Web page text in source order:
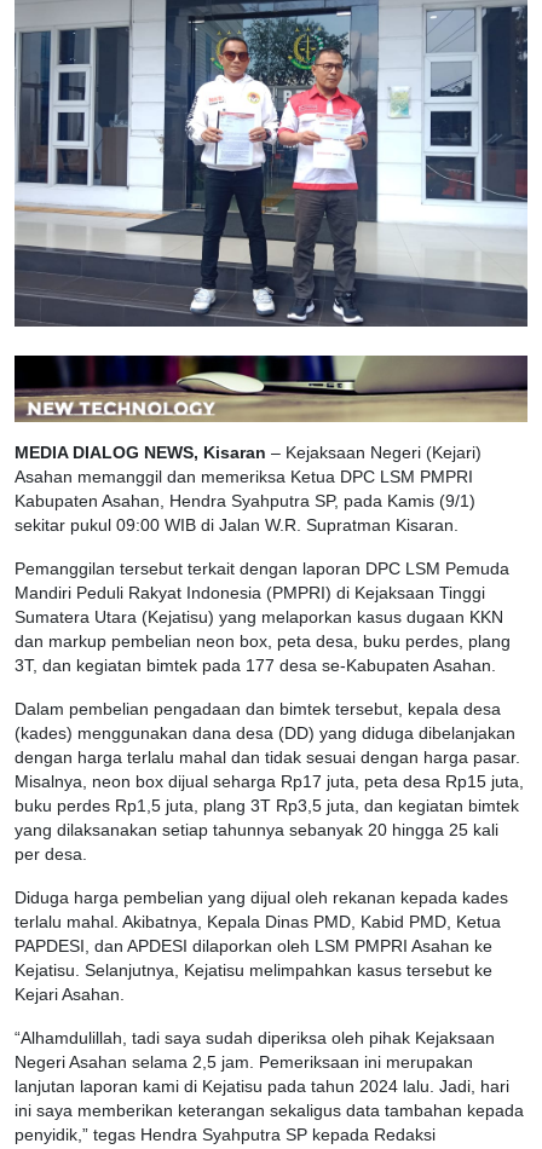
MEDIA DIALOG NEWS, Kisaran – Kejaksaan Negeri (Kejari)
Asahan memanggil dan memeriksa Ketua DPC LSM PMPRI
Kabupaten Asahan, Hendra Syahputra SP, pada Kamis (9/1)
sekitar pukul 09:00 WIB di Jalan W.R. Supratman Kisaran.
Pemanggilan tersebut terkait dengan laporan DPC LSM Pemuda
Mandiri Peduli Rakyat Indonesia (PMPRI) di Kejaksaan Tinggi
Sumatera Utara (Kejatisu) yang melaporkan kasus dugaan KKN
dan markup pembelian neon box, peta desa, buku perdes, plang
3T, dan kegiatan bimtek pada 177 desa se-Kabupaten Asahan.
Dalam pembelian pengadaan dan bimtek tersebut, kepala desa
(kades) menggunakan dana desa (DD) yang diduga dibelanjakan
dengan harga terlalu mahal dan tidak sesuai dengan harga pasar.
Misalnya, neon box dijual seharga Rp17 juta, peta desa Rp15 juta,
buku perdes Rp1,5 juta, plang 3T Rp3,5 juta, dan kegiatan bimtek
yang dilaksanakan setiap tahunnya sebanyak 20 hingga 25 kali
per desa.
Diduga harga pembelian yang dijual oleh rekanan kepada kades
terlalu mahal. Akibatnya, Kepala Dinas PMD, Kabid PMD, Ketua
PAPDESI, dan APDESI dilaporkan oleh LSM PMPRI Asahan ke
Kejatisu. Selanjutnya, Kejatisu melimpahkan kasus tersebut ke
Kejari Asahan.
“Alhamdulillah, tadi saya sudah diperiksa oleh pihak Kejaksaan
Negeri Asahan selama 2,5 jam. Pemeriksaan ini merupakan
lanjutan laporan kami di Kejatisu pada tahun 2024 lalu. Jadi, hari
ini saya memberikan keterangan sekaligus data tambahan kepada
penyidik,” tegas Hendra Syahputra SP kepada Redaksi